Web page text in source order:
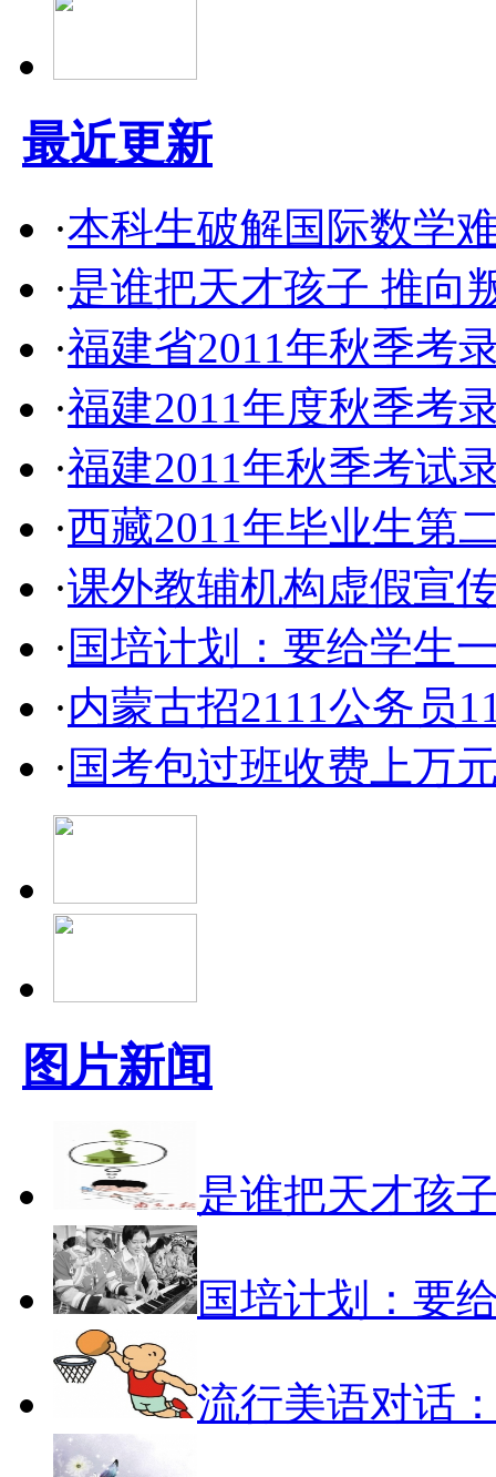
最近更新
·本科生破解国际数学
·是谁把天才孩子 推向
·福建省2011年秋季考
·福建2011年度秋季考
·福建2011年秋季考试
·西藏2011年毕业生第
·课外教辅机构虚假宣
· 国培计划：要给学生
·内蒙古招2111公务员
· 国考包过班收费上万
图片新闻
是谁把天才孩
国培计划：要
流行美语对话